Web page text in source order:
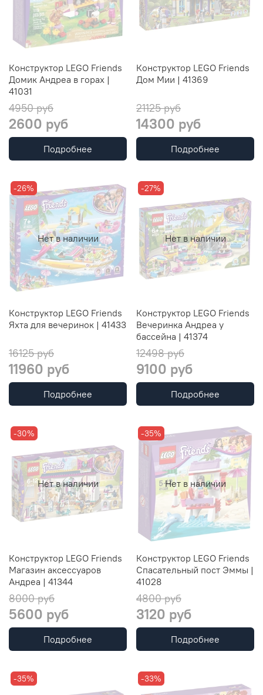
Конструктор LEGO Friends
Домик Андреа в горах |
41031
4950 руб
2600 руб
Подробнее
Конструктор LEGO Friends
Дом Мии | 41369
21125 руб
14300 руб
Подробнее
Нет в наличии
-26%
Конструктор LEGO Friends
Яхта для вечеринок | 41433
16125 руб
11960 руб
Подробнее
Нет в наличии
-27%
Конструктор LEGO Friends
Вечеринка Андреа у
бассейна | 41374
12498 руб
9100 руб
Подробнее
Нет в наличии
-30%
Конструктор LEGO Friends
Магазин аксессуаров
Андреа | 41344
8000 руб
5600 руб
Подробнее
Нет в наличии
-35%
Конструктор LEGO Friends
Спасательный пост Эммы |
41028
4800 руб
3120 руб
Подробнее
-35% -33%